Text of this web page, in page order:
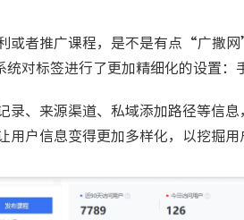
或者推广课程，是不是有点“广撒
统对标签进行了更加精细化的设置：
录、来源渠道、私域添加路径等信
用户信息变得更加多样化，以挖掘用